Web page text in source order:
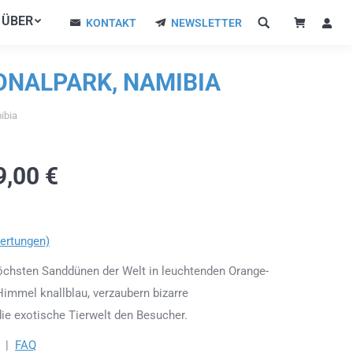
ÜBER KONTAKT NEWSLETTER
NAMIBIA
€
Sanddünen der Welt in leuchtenden Orange-
knallblau, verzaubern bizarre
exotische Tierwelt den Besucher.
| FAQ
ÜBER KONTAKT NEWSLETTER